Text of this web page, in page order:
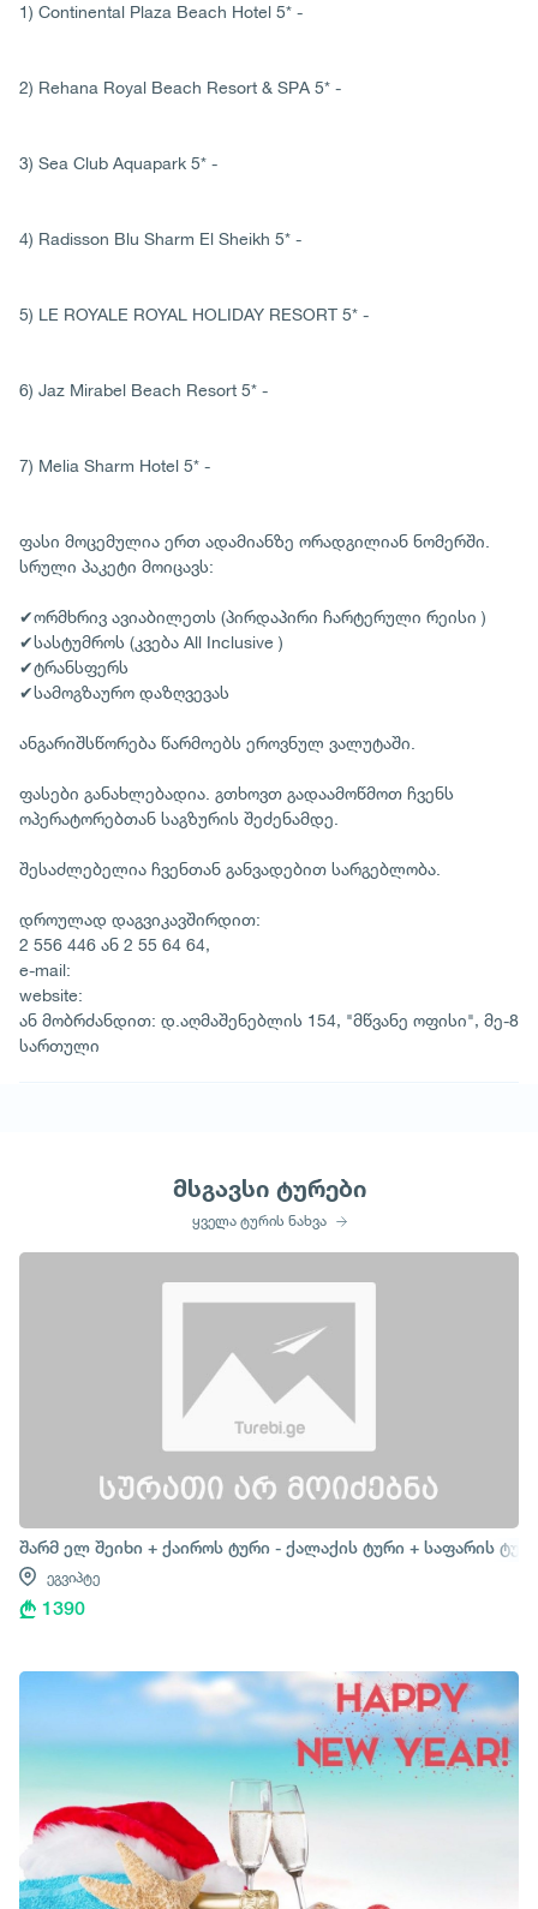
1) Continental Plaza Beach Hotel 5* -
2) Rehana Royal Beach Resort & SPA 5* -
3) Sea Club Aquapark 5* -
4) Radisson Blu Sharm El Sheikh 5* -
5) LE ROYALE ROYAL HOLIDAY RESORT 5* -
6) Jaz Mirabel Beach Resort 5* -
7) Melia Sharm Hotel 5* -
ფასი მოცემულია ერთ ადამიანზე ორადგილიან ნომერში.
სრული პაკეტი მოიცავს:
✔ორმხრივ ავიაბილეთს (პირდაპირი ჩარტერული რეისი )
✔სასტუმროს (კვება All Inclusive )
✔ტრანსფერს
✔სამოგზაურო დაზღვევას
ანგარიშსწორება წარმოებს ეროვნულ ვალუტაში.
ფასები განახლებადია. გთხოვთ გადაამოწმოთ ჩვენს
ოპერატორებთან საგზურის შეძენამდე.
შესაძლებელია ჩვენთან განვადებით სარგებლობა.
დროულად დაგვიკავშირდით:
2 556 446 ან 2 55 64 64,
e-mail:
website:
ან მობრძანდით: დ.აღმაშენებლის 154, "მწვანე ოფისი", მე-8
სართული
მსგავსი ტურები
ყველა ტურის ნახვა
შარმ ელ შეიხი + ქაიროს ტური - ქალაქის ტური + საფარის
ეგვიპტე
1390